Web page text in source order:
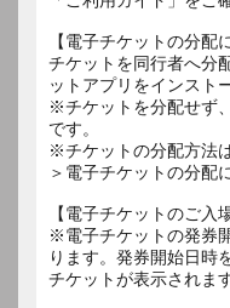
【電子チケットの分配
チケットを同行者へ分
ットアプリをインスト
※チケットを分配せず
です。
※チケットの分配方法
＞電子チケットの分配
【電子チケットのご入
※電子チケットの発券
ります。発券開始日時
チケットが表示されます